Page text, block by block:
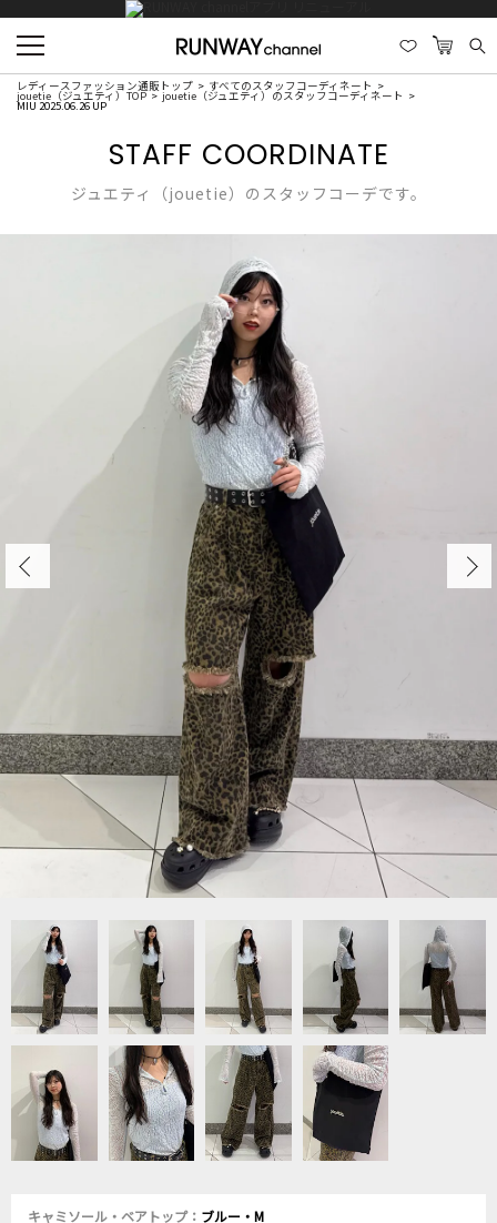
レディースファッション通販トップ すべてのスタッフコーディネート
jouetie（ジュエティ）TOP jouetie（ジュエティ）のスタッフコーディネート
MIU 2025.06.26 UP
STAFF COORDINATE
ジュエティ（jouetie）のスタッフコーデです。
キャミソール・ベアトップ： ブルー・M